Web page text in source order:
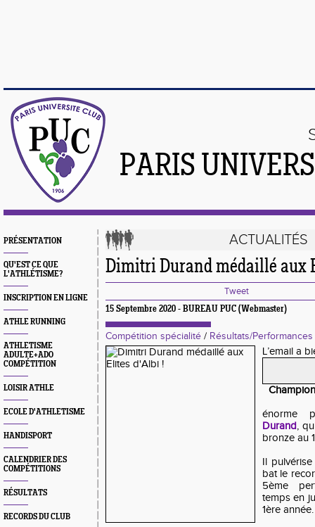
PARIS
PRÉSENTATION
QU'EST CE QUE
L'ATHLÉTISME?
INSCRIPTION EN LIGNE
ATHLE RUNNING
ATHLETISME
ADULTE+ADO
COMPÉTITION
LOISIR ATHLE
ECOLE D'ATHLETISME
HANDISPORT
CALENDRIER DES
COMPÉTITIONS
RÉSULTATS
RECORDS DU CLUB
ACTUALITÉS
Dimitri Durand médaillé aux
Tweet
15 Septembre 2020 - BUREAU PUC (Webmaster)
Compétition spécialité / Résultats/Performances
L’email a
énorme
Durand,
bronze au
Il
bat le
5ème
temps en
1ère année.